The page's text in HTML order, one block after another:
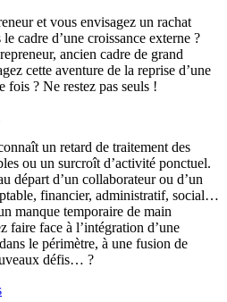
et vous envisagez un rachat
le cadre d’une croissance externe ?
ancien cadre de grand
cette aventure de la reprise d’une
fois ? Ne restez pas seuls !
un retard de traitement des
ou un surcroît d’activité ponctuel.
départ d’un collaborateur ou d’un
financier, administratif, social…
manque temporaire de main
faire face à l’intégration d’une
le périmètre, à une fusion de
défis… ?